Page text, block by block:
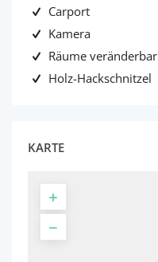
Carport
Kamera
Räume veränderbar
Holz-Hackschnitzel
KARTE